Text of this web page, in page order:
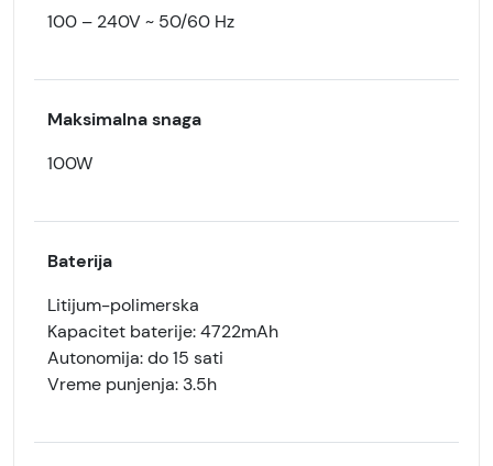
100 – 240V ~ 50/60 Hz
Maksimalna snaga
100W
Baterija
Litijum-polimerska
Kapacitet baterije: 4722mAh
Autonomija: do 15 sati
Vreme punjenja: 3.5h